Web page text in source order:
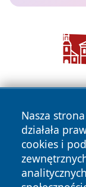
Nasza
działała
cookies i
Copyright © 2026
zastrzeżone.